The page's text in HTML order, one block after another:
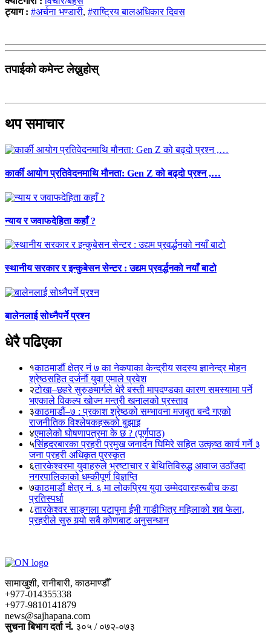
ट्याग : #अर्चना भण्डारी, #राष्ट्रिय बालअधिकार दिवस
तपाईको कमेन्ट लेख्नुहोस्
थप समाचार
कार्की आयोग प्रतिवेदनमाथि मौनता: Gen Z को बढ्दो प्रश्न ,…
न्याय र जवाफदेहिता कहाँ ?
स्थानीय सरकार र इन्कुबेसन सेन्टर : उद्यम प्रवर्द्धनको नयाँ बाटो
बालेनलाई सोध्नैपर्ने प्रश्न
धेरै पढिएका
१काठमाडौं क्षेत्र नं ७ का नेकपाका केन्द्रीय सदस्य ज्ञानेन्द्र मोहन
श्रेष्ठसहित दर्जनौं युवा एमाले प्रवेश
२टोखा–छहरे सुरुङमार्गले धेरै बस्ती मापदण्डका कारण समस्यामा पर्ने
भएकाले विकल्प खोज्न मन्त्री खनालको प्रस्ताव
३काठमाडौं–७ : प्रकाश श्रेष्ठको सम्भावना मजबुत बन्दै गएको
राजनीतिक विश्लेषकहरूको बुझाइ
४एमालेको घोषणापत्रमा के छ ? (पूर्णपाठ)
५सिंहदरबारका प्रहरी प्रमुख जनार्दन घिमिरे सहित उत्कृष्ठ कार्य गर्ने ३
जना प्रहरी अधिकृत पुरस्कृत
६तारकेश्वरमा युवाहरुले भ्रष्टाचार र बेथितिविरुद्ध आवाज उठाँउदा
नगरपालिकाको धम्कीपूर्ण विज्ञप्ति
७काठमाडौं क्षेत्र नं. ६ मा लोकप्रिय युवा उम्मेदवारहरूबीच कडा
प्रतिस्पर्धा
८तारकेश्वर साङ्गला पटापुमा ईभी गाडीभित्र महिलाको शव फेला,
प्रहरीले सुरु गर्‍यो सबै कोणबाट अनुसन्धान
सामाखुशी, रानीबारी, काठमाण्डौँ
+977-014355338
+977-9810141879
news@sajhapana.com
सुचना बिभाग दर्ता नं. ३०५ / ०७२-०७३